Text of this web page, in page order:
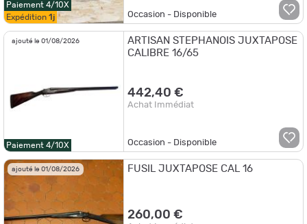
Paiement 4/10X
Expédition 1j Occasion - Disponible
ajouté le 01/08/2026
Paiement 4/10X
ARTISAN STEPHANOIS JUXTAPOSE
CALIBRE 16/65
442,40 €
Achat Immédiat
Occasion - Disponible
ajouté le 01/08/2026 FUSIL JUXTAPOSE CAL 16
260,00 €